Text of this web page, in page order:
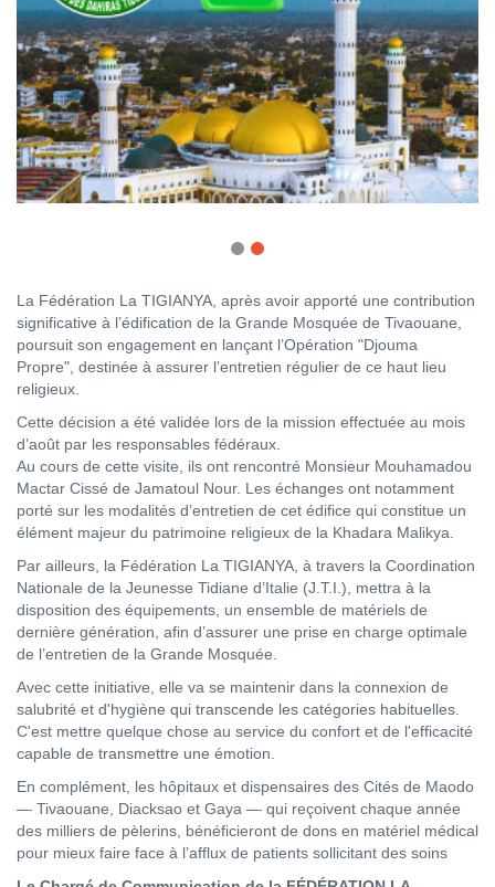
La Fédération La TIGIANYA, après avoir apporté une contribution
significative à l’édification de la Grande Mosquée de Tivaouane,
poursuit son engagement en lançant l’Opération "Djouma
Propre", destinée à assurer l’entretien régulier de ce haut lieu
religieux.
Cette décision a été validée lors de la mission effectuée au mois
d’août par les responsables fédéraux.
Au cours de cette visite, ils ont rencontré Monsieur Mouhamadou
Mactar Cissé de Jamatoul Nour. Les échanges ont notamment
porté sur les modalités d’entretien de cet édifice qui constitue un
élément majeur du patrimoine religieux de la Khadara Malikya.
Par ailleurs, la Fédération La TIGIANYA, à travers la Coordination
Nationale de la Jeunesse Tidiane d’Italie (J.T.I.), mettra à la
disposition des équipements, un ensemble de matériels de
dernière génération, afin d’assurer une prise en charge optimale
de l’entretien de la Grande Mosquée.
Avec cette initiative, elle va se maintenir dans la connexion de
salubrité et d'hygiène qui transcende les catégories habituelles.
C'est mettre quelque chose au service du confort et de l'efficacité
capable de transmettre une émotion.
En complément, les hôpitaux et dispensaires des Cités de Maodo
— Tivaouane, Diacksao et Gaya — qui reçoivent chaque année
des milliers de pèlerins, bénéficieront de dons en matériel médical
pour mieux faire face à l’afflux de patients sollicitant des soins